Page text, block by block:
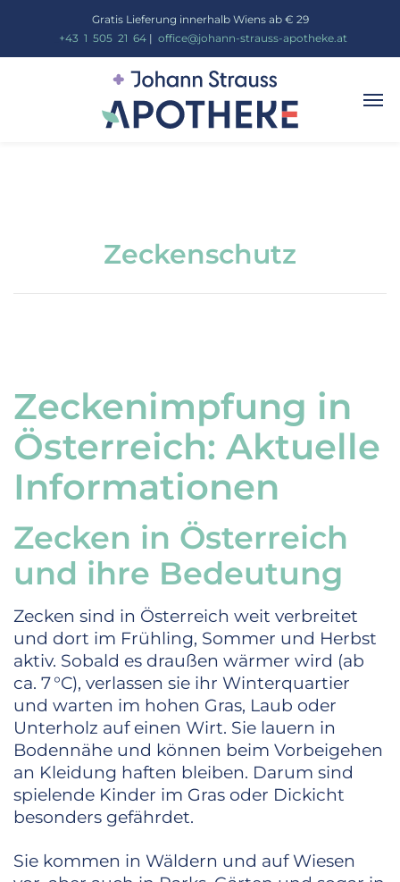
Gratis Lieferung innerhalb Wiens ab € 29
+43 1 505_ 21 64| office@johann-strauss-apotheke.at
Zeckenschutz
Zeckenimpfung in
Österreich: Aktuelle
Informationen
Zecken in Österreich
und ihre Bedeutung
Zecken sind in Österreich weit verbreitet
und dort im Frühling, Sommer und Herbst
aktiv. Sobald es draußen wärmer wird (ab
ca. 7 °C), verlassen sie ihr Winterquartier
und warten im hohen Gras, Laub oder
Unterholz auf einen Wirt. Sie lauern in
Bodennähe und können beim Vorbeigehen
an Kleidung haften bleiben. Darum sind
spielende Kinder im Gras oder Dickicht
besonders gefährdet.
Sie kommen in Wäldern und auf Wiesen